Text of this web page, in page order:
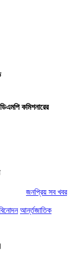
কমিশনারের
জনপ্রিয় সব খবর
আর্ন্তজাতিক